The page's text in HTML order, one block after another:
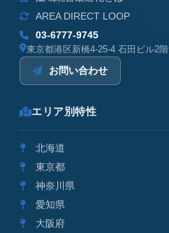
AREA DIRECT LOOP
03-6777-9745
東京都港区新橋4-25-4 石田ビル2階
お問い合わせ
エリア別特性
北海道
東京都
神奈川県
愛知県
大阪府